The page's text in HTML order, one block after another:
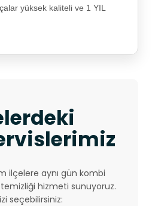
yüksek kaliteli ve 1 YIL
ilçelere aynı gün kombi
temizliği hizmeti sunuyoruz.
seçebilirsiniz: